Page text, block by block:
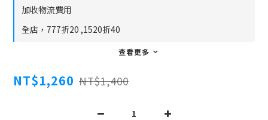
加收物流費用
全店，777折20 ,1520折40
查看更多
NT$1,260 NT$1,400